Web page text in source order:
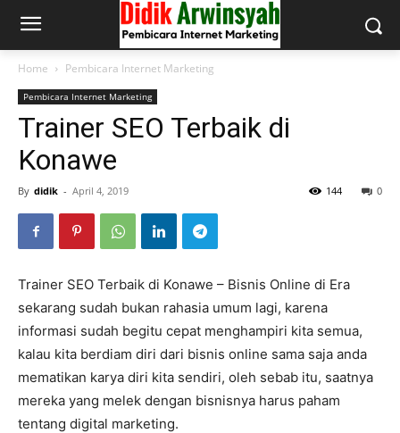
Home Pembicara Internet Marketing
Pembicara Internet Marketing
Trainer SEO Terbaik di
Konawe
By didik - April 4, 2019 0
144
Trainer SEO Terbaik di Konawe – Bisnis Online di Era
sekarang sudah bukan rahasia umum lagi, karena
informasi sudah begitu cepat menghampiri kita semua,
kalau kita berdiam diri dari bisnis online sama saja anda
mematikan karya diri kita sendiri, oleh sebab itu, saatnya
mereka yang melek dengan bisnisnya harus paham
tentang digital marketing.